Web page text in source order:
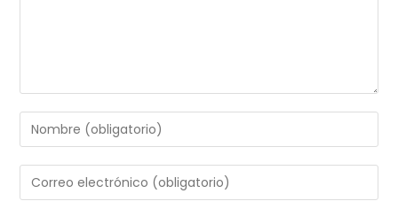
Introduce
tu
nombre
Introduce
tu